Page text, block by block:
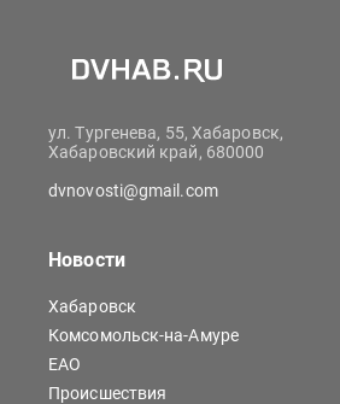
ул. Тургенева, 55, Хабаровск,
Хабаровский край, 680000
dvnovosti@gmail.com
Новости
Хабаровск
Комсомольск-на-Амуре
ЕАО
Происшествия